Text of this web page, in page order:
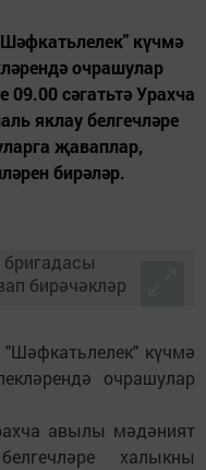
күчмә
очрашулар
09.00 сәгатьтә Урахча
яклау белгечләре
җаваплар,
бирәләр.
күчмә
очрашулар
авылы мәдәният
халыкны